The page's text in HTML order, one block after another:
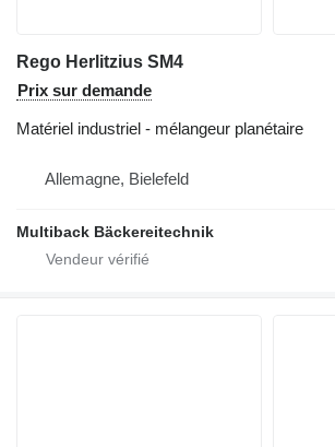
Rego Herlitzius SM4
Prix sur demande
Matériel industriel - mélangeur planétaire
Allemagne, Bielefeld
Multiback Bäckereitechnik